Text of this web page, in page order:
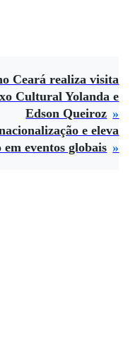
Ceará realiza visita
Cultural Yolanda e
Edson Queiroz
e eleva
eventos globais